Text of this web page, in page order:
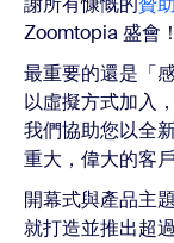
Zoomtopia 盛會！
最重要的還是「
以虛擬方式加入
我們協助您以全
重大，偉大的客
開幕式與產品主
就打造並推出超